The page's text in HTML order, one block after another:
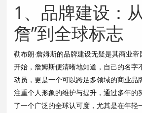
1、品牌建设：
詹”到全球标志
勒布朗·詹姆斯的品牌建设无疑是其商业
开始，詹姆斯便清晰地知道，自己的名字
动员，更是一个可以跨足多领域的商业品
注重个人形象的维护与提升，通过多年的
了一个广泛的全球认可度，尤其是在年轻